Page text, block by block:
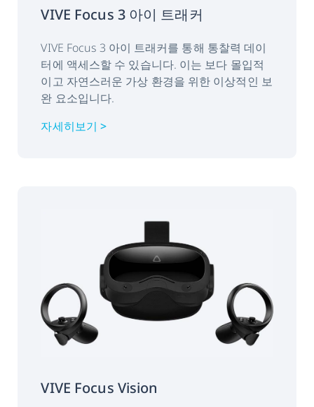
VIVE Focus 3 아이 트래커
VIVE Focus 3 아이 트래커를 통해 통찰력 데이
터에 액세스할 수 있습니다. 이는 보다 몰입적
이고 자연스러운 가상 환경을 위한 이상적인 보
완 요소입니다.
자세히보기 >
VIVE Focus Vision